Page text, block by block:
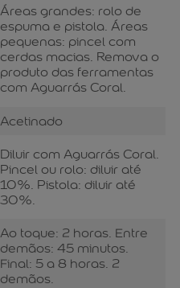
Áreas grandes: rolo de
espuma e pistola. Áreas
pequenas: pincel com
cerdas macias. Remova o
produto das ferramentas
com Aguarrás Coral.
Acetinado
Diluir com Aguarrás Coral.
Pincel ou rolo: diluir até
10%. Pistola: diluir até
30%.
Ao toque: 2 horas. Entre
demãos: 45 minutos.
Final: 5 a 8 horas. 2
demãos.